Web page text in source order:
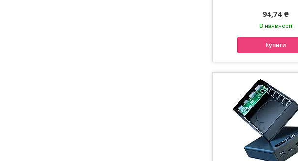
94,74 ₴
В наявності
Купити